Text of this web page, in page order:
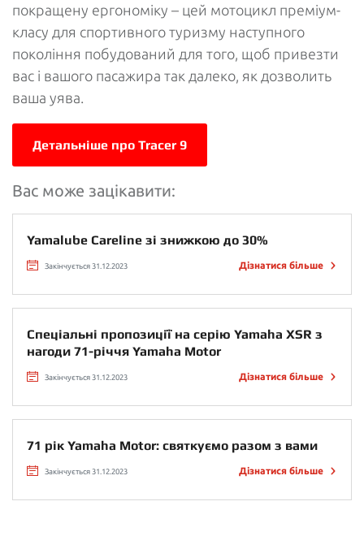
покращену ергономіку – цей мотоцикл преміум-
класу для спортивного туризму наступного
покоління побудований для того, щоб привезти
вас і вашого пасажира так далеко, як дозволить
ваша уява.
Детальніше про Tracer 9
Вас може зацікавити:
Yamalube Careline зі знижкою до 30%
Закінчується 31.12.2023 Дізнатися більше
Спеціальні пропозиції на серію Yamaha XSR з
нагоди 71-річчя Yamaha Motor
Закінчується 31.12.2023 Дізнатися більше
71 рік Yamaha Motor: святкуємо разом з вами
Закінчується 31.12.2023 Дізнатися більше